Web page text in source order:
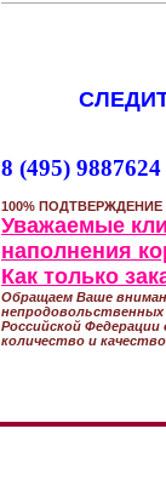
8 (495)
100%
Уважаемые
наполнения
Как только
Обращаем Ваше
Российской
количество и